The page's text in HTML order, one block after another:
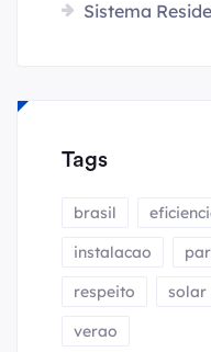
Sistema
Tags
brasil
instalacao
respeito
solar
verao